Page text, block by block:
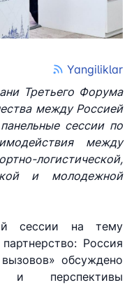
Yangiliklar
Третьего Форума
между Россией
сессии по
между
логистической,
и молодежной
сессии на тему
Россия
обсуждено
и перспективы